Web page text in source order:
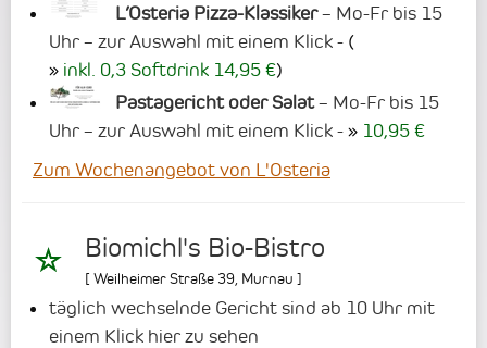
L’Osteria Pizza-Klassiker– Mo-Fr bis 15
Uhr – zur Auswahl mit einem Klick - (
inkl. 0,3 Softdrink 14,95 €)
Pastagericht oder Salat– Mo-Fr bis 15
Uhr – zur Auswahl mit einem Klick -
10,95 €
Zum Wochenangebot von L'Osteria
Biomichl's Bio-Bistro
[ Weilheimer Straße 39 Murnau ]
täglich wechselnde Gericht sind ab 10 Uhr mit
einem Klick hier zu sehen